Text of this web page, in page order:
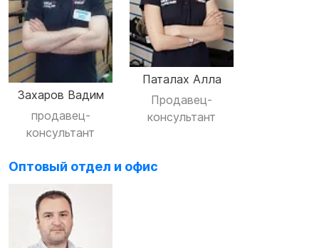
Бассейн
SUP-
сёрфинг
Подарочные
Карты
Бренды
Акции
Захаров Вадим
продавец-
консультант
Паталах Алла
Продавец-
консультант
Оптовый отдел и офис